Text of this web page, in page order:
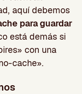
aquí debemos
para guardar
está demás si
con una
cache».